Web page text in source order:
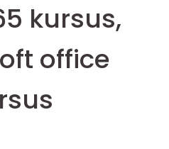
kursus,
office